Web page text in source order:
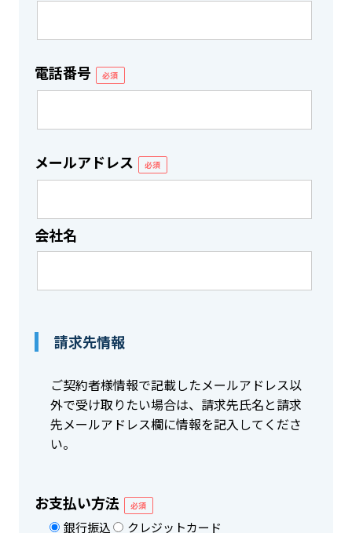
電話番号 必須
メールアドレス 必須
会社名
請求先情報
ご契約者様情報で記載したメールアドレス以
外で受け取りたい場合は、請求先氏名と請求
先メールアドレス欄に情報を記入してくださ
い。
お支払い方法 必須
銀行振込 クレジットカード